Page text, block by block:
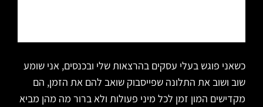
כשאני פוגש בעלי עסקים בהרצאות שלי ובכנסים, אני שומע
שוב ושוב את התלונה שפייסבוק שואב להם את הזמן, הם
מקדישים המון זמן לכל מיני פעולות ולא ברור מה מהן מביא